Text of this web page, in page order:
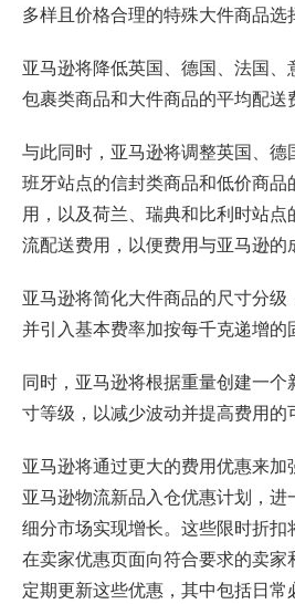
多样且价格合理的特殊大件商品选
亚马逊将降低英国、德国、法国、
包裹类商品和大件商品的平均配送
与此同时，亚马逊将调整英国、
班牙站点的信封类商品和低价商
用，以及荷兰、瑞典和比利时站
流配送费用，以便费用与亚马逊的
亚马逊将简化大件商品的尺寸分级
并引入基本费率加按每千克递增的
同时，亚马逊将根据重量创建一个
寸等级，以减少波动并提高费用的
亚马逊将通过更大的费用优惠来
亚马逊物流新品入仓优惠计划，
细分市场实现增长。这些限时折
在卖家优惠页面向符合要求的卖
定期更新这些优惠，其中包括日常